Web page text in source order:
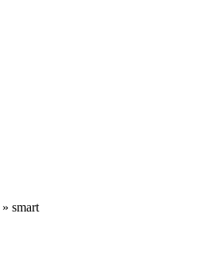
» smart